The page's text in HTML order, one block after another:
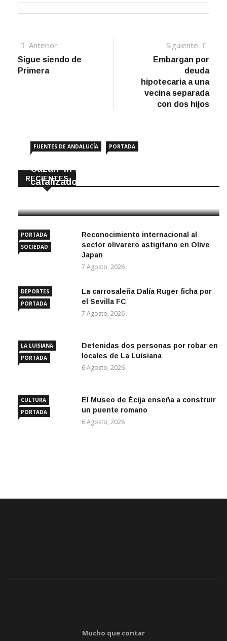
Navegación
de
AnteriorArtículo
anterior
Sigue siendo de
Primera
Siguiente
Embargan por
deuda
hipotecaria a una
vecina separada
con dos hijos
RECIENTES
FUENTES DE ANDALUCÍA PORTADA
Cazan ‘in fraganti’ a ladrones de
catalizadores
PORTADA
SOCIEDAD
Reconocimiento internacional al
sector olivarero astigitano en Olive
Japan
7 Agosto, 2026
DEPORTES
PORTADA
La carrosaleña Dalía Ruger ficha por
el Sevilla FC
7 Agosto, 2026
LA LUISIANA
PORTADA
Detenidas dos personas por robar en
locales de La Luisiana
6 Agosto, 2026
CULTURA
PORTADA
El Museo de Écija enseña a construir
un puente romano
6 Agosto, 2026
Mucho que contar